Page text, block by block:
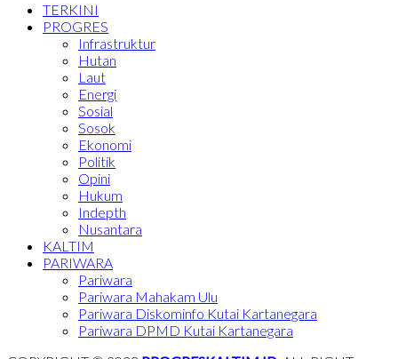
TERKINI
PROGRES
Infrastruktur
Hutan
Laut
Energi
Sosial
Sosok
Ekonomi
Politik
Opini
Hukum
Indepth
Nusantara
KALTIM
PARIWARA
Pariwara
Pariwara Mahakam Ulu
Pariwara Diskominfo Kutai Kartanegara
Pariwara DPMD Kutai Kartanegara